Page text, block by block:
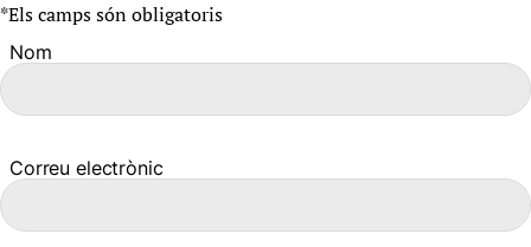
*Els camps són obligatoris
Nom
Correu electrònic